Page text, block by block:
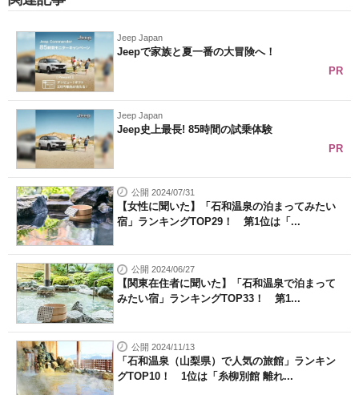
Jeep Japan
Jeepで家族と夏一番の大冒険へ！
PR
Jeep Japan
Jeep史上最長! 85時間の試乗体験
PR
公開 2024/07/31
【女性に聞いた】「石和温泉の泊まってみたい
宿」ランキングTOP29！ 第1位は「...
公開 2024/06/27
【関東在住者に聞いた】「石和温泉で泊まって
みたい宿」ランキングTOP33！ 第1...
公開 2024/11/13
「石和温泉（山梨県）で人気の旅館」ランキン
グTOP10！ 1位は「糸柳別館 離れ...